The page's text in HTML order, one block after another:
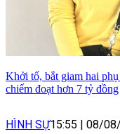
Khởi tố, bắt giam hai
chiếm đoạt hơn 7 tỷ đồng
HÌNH SỰ15:55 | 08/